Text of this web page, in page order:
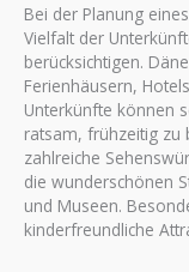
Bei der Planung
Vielfalt der
berücksichtigen.
Ferienhäusern,
Unterkünfte können
ratsam, frühzeitig zu
zahlreiche
die wunderschönen
und Museen.
kinderfreundliche